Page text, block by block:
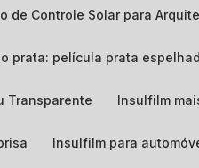
de Controle Solar para
prata: película prata
Transparente Insulfilm
Insulfilm para